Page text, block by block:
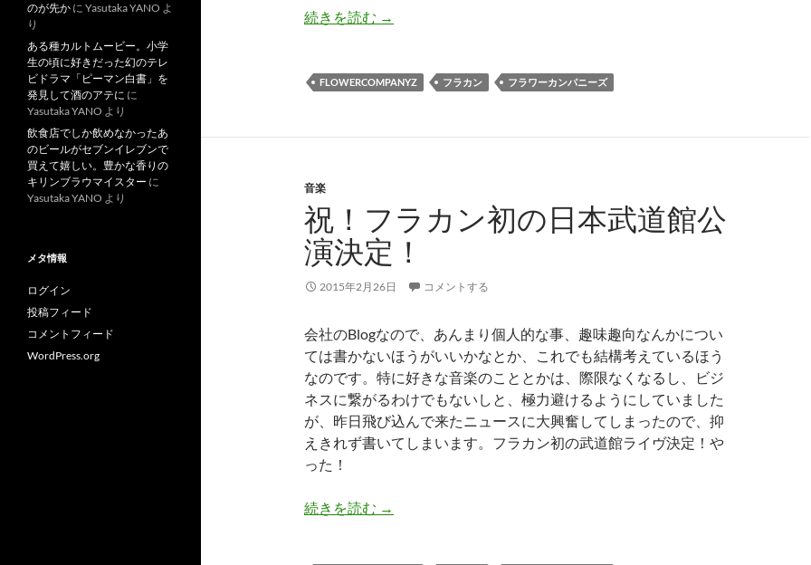
続きを読む とんでもなくコアなファン扱いされてしまったけれど、とても楽
→
FLOWERCOMPANYZ フラカン フラワーカンパニーズ
音楽
祝！フラカン初の日本武道館公
演決定！
2015年2月26日 コメントする
会社のBlogなので、あんまり個人的な事、趣味趣向なんかについ
ては書かないほうがいいかなとか、これでも結構考えているほう
なのです。特に好きな音楽のこととかは、際限なくなるし、ビジ
ネスに繋がるわけでもないしと、極力避けるようにしていました
が、昨日飛び込んで来たニュースに大興奮してしまったので、抑
えきれず書いてしまいます。フラカン初の武道館ライヴ決定！や
った！
続きを読む 祝！フラカン初の日本武道館公演決定！
→
のが先か に Yasutaka YANO よ
り
ある種カルトムービー。小学
生の頃に好きだった幻のテレ
ビドラマ「ピーマン白書」を
発見して酒のアテに に
Yasutaka YANO より
飲食店でしか飲めなかったあ
のビールがセブンイレブンで
買えて嬉しい。豊かな香りの
キリンブラウマイスター に
Yasutaka YANO より
メタ情報
ログイン
投稿フィード
コメントフィード
WordPress.org